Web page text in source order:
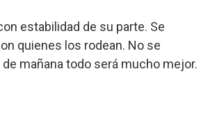
estabilidad de su parte. Se
quienes los rodean. No se
de mañana todo será mucho mejor.